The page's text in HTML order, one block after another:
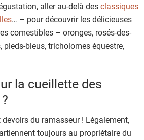
aller au-delà desclassiques
… – pour découvrir les délicieuses
comestibles – oronges, rosés-des-
pieds-bleus, tricholomes équestre,
la cueillette des
du ramasseur ! Légalement,
toujours au propriétaire du